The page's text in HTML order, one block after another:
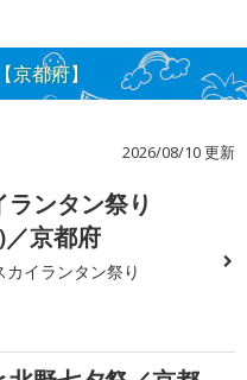
都府】
2026/08/10 更新
ンタン祭り
京都府
カイランタン祭り